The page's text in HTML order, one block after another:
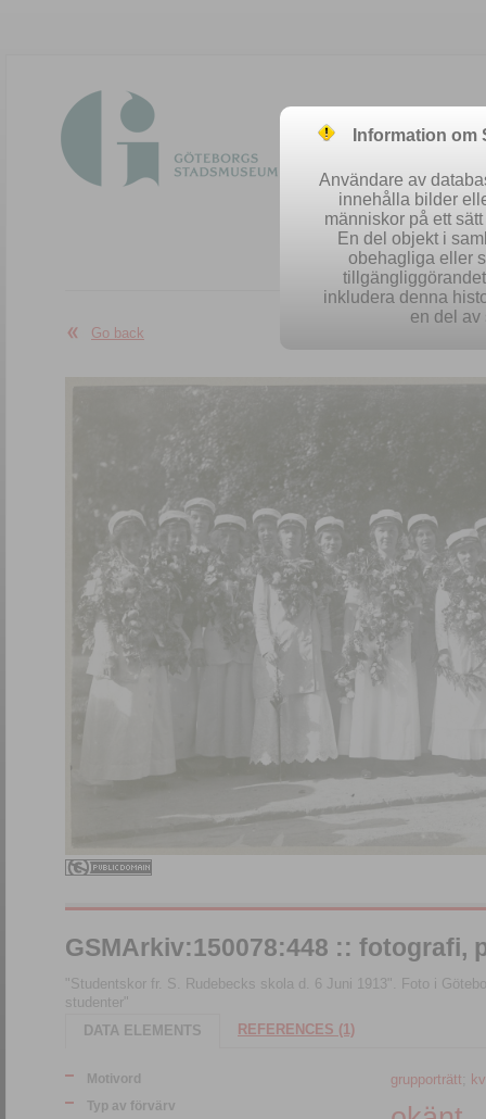
Easy
Go back
GSMArkiv:150078:448 :: fotografi,
"Studentskor fr. S. Rudebecks skola d. 6 Juni 1913". Foto i
studenter"
DATA ELEMENTS
REFERENCES (1)
Motivord grupporträtt
Typ av förvärv
Information
Användare av
innehålla bilder
människor på ett
En del objekt i
obehagliga eller
inkludera denna
en del av